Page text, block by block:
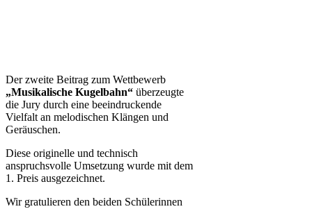
Der zweite Beitrag zum Wettbewerb
„Musikalische Kugelbahn“ überzeugte
die Jury durch eine beeindruckende
Vielfalt an melodischen Klängen und
Geräuschen.
Diese originelle und technisch
anspruchsvolle Umsetzung wurde mit dem
1. Preis ausgezeichnet.
Wir gratulieren den beiden Schülerinnen